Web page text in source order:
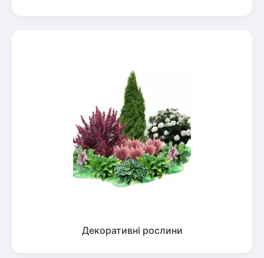
Декоративні рослини